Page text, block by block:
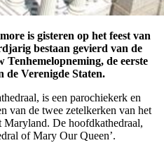
is gisteren op het feest van
bestaan gevierd van de
de eerste
de Verenigde Staten.
is een parochiekerk en
van de twee zetelkerken van het
Maryland. De hoofdkathedraal,
of Mary Our Queen’.